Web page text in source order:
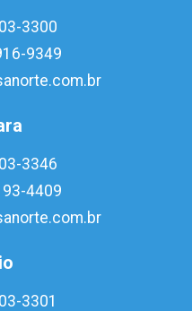
3300
9349
3346
4409
3301